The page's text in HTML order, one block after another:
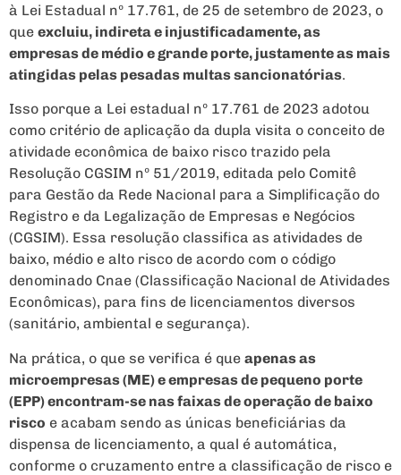
à Lei Estadual nº 17.761, de 25 de setembro de 2023, o
que excluiu, indireta e injustificadamente, as
empresas de médio e grande porte, justamente as mais
atingidas pelas pesadas multas sancionatórias.
Isso porque a Lei estadual nº 17.761 de 2023 adotou
como critério de aplicação da dupla visita o conceito de
atividade econômica de baixo risco trazido pela
Resolução CGSIM nº 51/2019, editada pelo Comitê
para Gestão da Rede Nacional para a Simplificação do
Registro e da Legalização de Empresas e Negócios
(CGSIM). Essa resolução classifica as atividades de
baixo, médio e alto risco de acordo com o código
denominado Cnae (Classificação Nacional de Atividades
Econômicas), para fins de licenciamentos diversos
(sanitário, ambiental e segurança).
Na prática, o que se verifica é que apenas as
microempresas (ME) e empresas de pequeno porte
(EPP) encontram-se nas faixas de operação de baixo
risco e acabam sendo as únicas beneficiárias da
dispensa de licenciamento, a qual é automática,
conforme o cruzamento entre a classificação de risco e